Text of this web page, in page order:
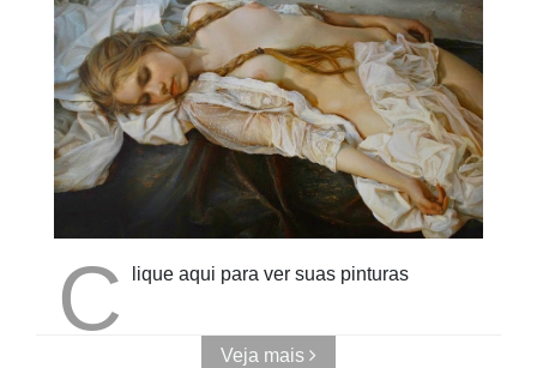
Cubo ao
Quadrado
C lique aqui para ver suas pinturas
Veja mais